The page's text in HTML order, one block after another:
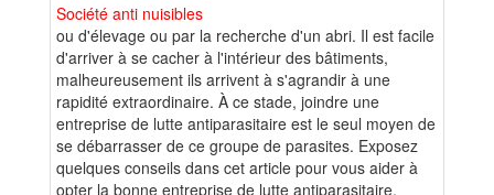
Société anti nuisibles
ou d'élevage ou par la recherche d'un abri. Il est facile
d'arriver à se cacher à l'intérieur des bâtiments,
malheureusement ils arrivent à s'agrandir à une
rapidité extraordinaire. À ce stade, joindre une
entreprise de lutte antiparasitaire est le seul moyen de
se débarrasser de ce groupe de parasites. Exposez
quelques conseils dans cet article pour vous aider à
opter la bonne entreprise de lutte antiparasitaire.